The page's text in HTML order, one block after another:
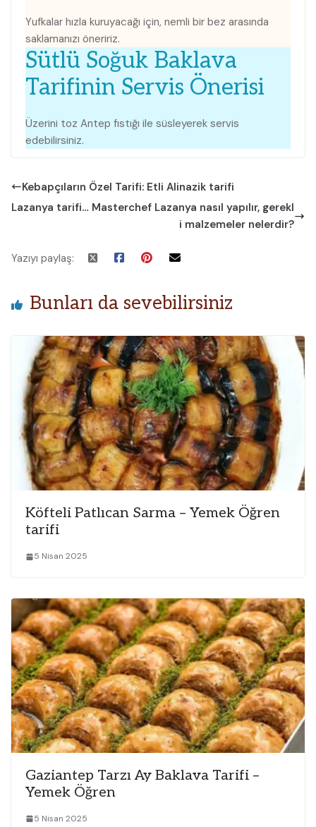
Yufkalar hızla kuruyacağı için, nemli bir bez arasında
saklamanızı öneririz.
Sütlü Soğuk Baklava
Tarifinin Servis Önerisi
Üzerini toz Antep fıstığı ile süsleyerek servis
edebilirsiniz.
Kebapçıların Özel Tarifi: Etli Alinazik tarifi
Lazanya tarifi… Masterchef Lazanya nasıl yapılır, gerekl
i malzemeler nelerdir?
Yazıyı paylaş:
Bunları da sevebilirsiniz
Köfteli Patlıcan Sarma – Yemek Öğren
tarifi
5 Nisan 2025
Gaziantep Tarzı Ay Baklava Tarifi –
Yemek Öğren
5 Nisan 2025